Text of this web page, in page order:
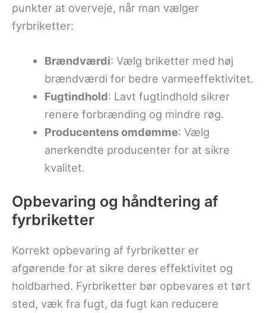
punkter at overveje, når man vælger
fyrbriketter:
Brændværdi: Vælg briketter med høj
brændværdi for bedre varmeeffektivitet.
Fugtindhold: Lavt fugtindhold sikrer
renere forbrænding og mindre røg.
Producentens omdømme: Vælg
anerkendte producenter for at sikre
kvalitet.
Opbevaring og håndtering af
fyrbriketter
Korrekt opbevaring af fyrbriketter er
afgørende for at sikre deres effektivitet og
holdbarhed. Fyrbriketter bør opbevares et tørt
sted, væk fra fugt, da fugt kan reducere